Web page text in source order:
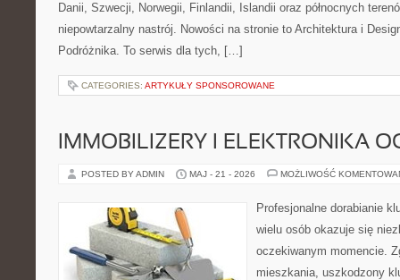
Danii, Szwecji, Norwegii, Finlandii, Islandii oraz północnych
niepowtarzalny nastrój. Nowości na stronie to Architektura i
Podróżnika. To serwis dla tych, […]
CATEGORIES: ARTYKUŁY SPONSOROWANE
IMMOBILIZERY I ELEKTRONIKA
POSTED BY ADMIN MAJ - 21 - 2026 MOŻLIWOŚĆ
Profesjonalne dorabianie
wielu osób okazuje się
oczekiwanym momencie.
mieszkania, uszkodzony